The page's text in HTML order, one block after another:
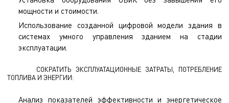
мощности и стоимости.
Использование созданной цифровой модели здания в
системах умного управления зданием на стадии
эксплуатации.
СОКРАТИТЬ ЭКСПЛУАТАЦИОННЫЕ ЗАТРАТЫ, ПОТРЕБЛЕНИЕ
ТОПЛИВА И ЭНЕРГИИ:
Анализ показателей эффективности и энергетическое